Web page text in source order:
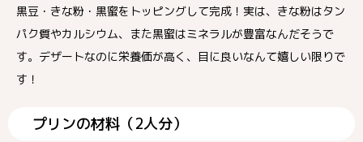
黒豆・きな粉・黒蜜をトッピングして完成！実は、きな粉はタン
パク質やカルシウム、また黒蜜はミネラルが豊富なんだそうで
す。デザートなのに栄養価が高く、目に良いなんて嬉しい限りで
す！
プリンの材料（2人分）